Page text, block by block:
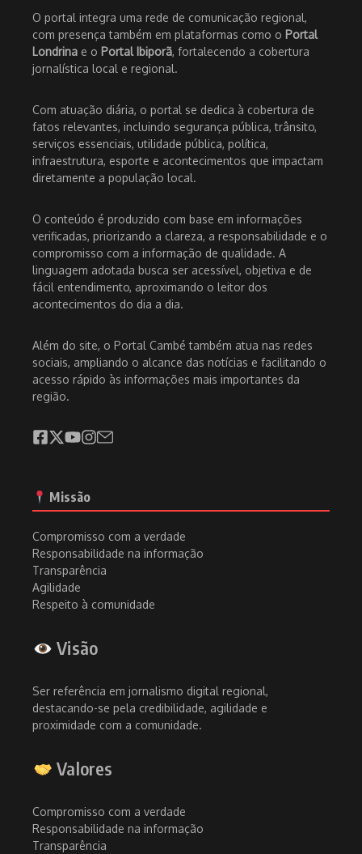
O portal integra uma rede de comunicação regional,
com presença também em plataformas como o Portal
Londrina e o Portal Ibiporã, fortalecendo a cobertura
jornalística local e regional.
Com atuação diária, o portal se dedica à cobertura de
fatos relevantes, incluindo segurança pública, trânsito,
serviços essenciais, utilidade pública, política,
infraestrutura, esporte e acontecimentos que impactam
diretamente a população local.
O conteúdo é produzido com base em informações
verificadas, priorizando a clareza, a responsabilidade e o
compromisso com a informação de qualidade. A
linguagem adotada busca ser acessível, objetiva e de
fácil entendimento, aproximando o leitor dos
acontecimentos do dia a dia.
Além do site, o Portal Cambé também atua nas redes
sociais, ampliando o alcance das notícias e facilitando o
acesso rápido às informações mais importantes da
região.
Missão
Compromisso com a verdade
Responsabilidade na informação
Transparência
Agilidade
Respeito à comunidade
Visão
Ser referência em jornalismo digital regional,
destacando-se pela credibilidade, agilidade e
proximidade com a comunidade.
Valores
Compromisso com a verdade
Responsabilidade na informação
Transparência